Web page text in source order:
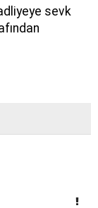
sevk